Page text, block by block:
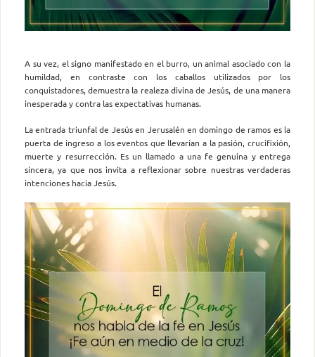
A su vez, el signo manifestado en el burro, un animal asociado con la
humildad, en contraste con los caballos utilizados por los
conquistadores, demuestra la realeza divina de Jesús, de una manera
inesperada y contra las expectativas humanas.
La entrada triunfal de Jesús en Jerusalén en domingo de ramos es la
puerta de ingreso a los eventos que llevarían a la pasión, crucifixión,
muerte y resurrección. Es un llamado a una fe genuina y entrega
sincera, ya que nos invita a reflexionar sobre nuestras verdaderas
intenciones hacia Jesús.